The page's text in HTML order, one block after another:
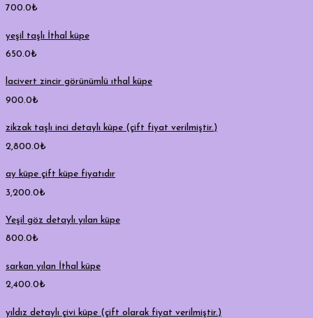
700.0₺
yeşil taşlı İthal küpe
650.0₺
lacivert zincir görünümlü ıthal küpe
900.0₺
zikzak taşlı inci detaylı küpe (çift fiyat verilmiştir.)
2,800.0₺
ay küpe çift küpe fiyatıdır
3,200.0₺
Yeşil göz detaylı yılan küpe
800.0₺
sarkan yılan İthal küpe
2,400.0₺
yıldız detaylı çivi küpe (çift olarak fiyat verilmiştir.)